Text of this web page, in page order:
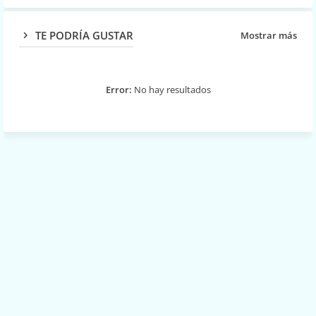
pp
TE PODRÍA GUSTAR Mostrar más
Error: No hay resultados